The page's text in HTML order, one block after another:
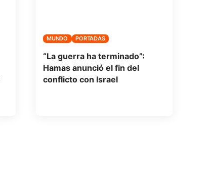
MUNDO PORTADAS
“La guerra ha terminado”:
Hamas anunció el fin del
conflicto con Israel